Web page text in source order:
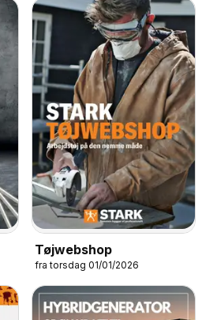
Tøjwebshop
fra torsdag 01/01/2026